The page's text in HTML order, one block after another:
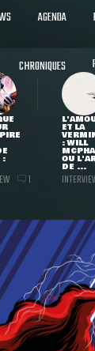
AGENDA
CHRONIQUES
:
1
ET LA
: WILL
OU
DE ...